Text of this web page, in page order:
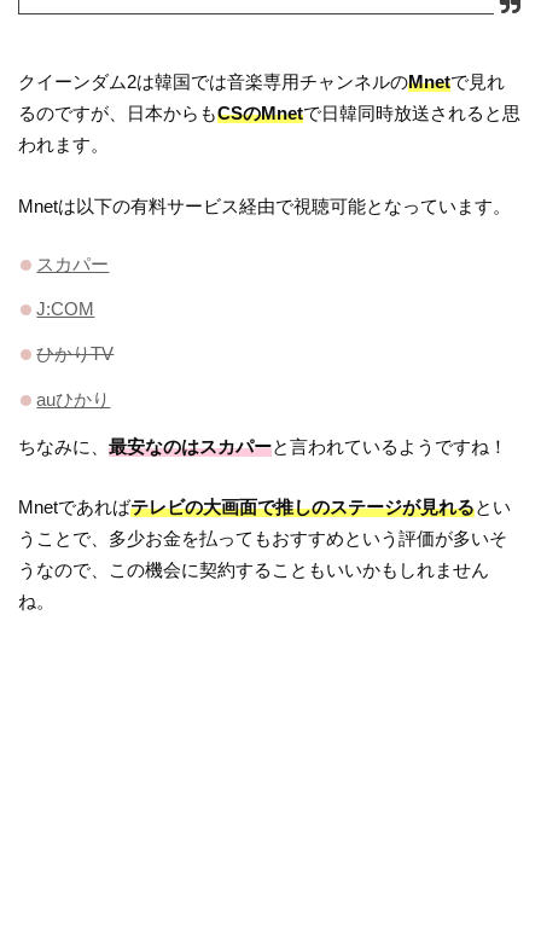
クイーンダム2は韓国では音楽専用チャンネルのMnetで見れ
るのですが、日本からもCSのMnetで日韓同時放送されると思
われます。
Mnetは以下の有料サービス経由で視聴可能となっています。
スカパー
J:COM
ひかりTV
auひかり
ちなみに、最安なのはスカパーと言われているようですね！
Mnetであればテレビの大画面で推しのステージが見れるとい
うことで、多少お金を払ってもおすすめという評価が多いそ
うなので、この機会に契約することもいいかもしれません
ね。